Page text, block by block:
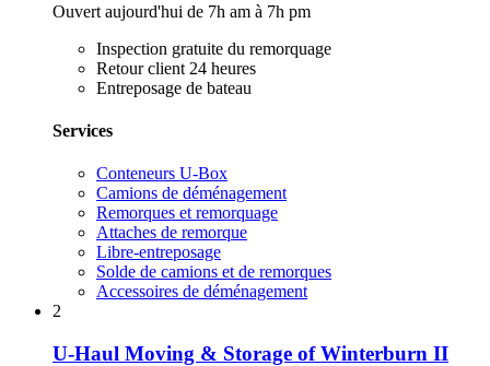
Ouvert aujourd'hui de 7h am à 7h pm
Inspection gratuite du remorquage
Retour client 24 heures
Entreposage de bateau
Services
Conteneurs U-Box
Camions de déménagement
Remorques et remorquage
Attaches de remorque
Libre-entreposage
Solde de camions et de remorques
Accessoires de déménagement
2
U-Haul Moving & Storage of Winterburn II